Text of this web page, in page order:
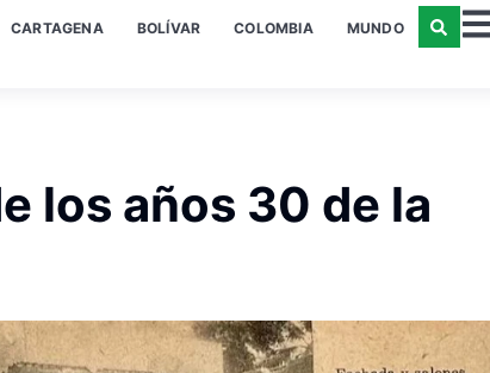
CARTAGENA BOLÍVAR COLOMBIA MUNDO
los años 30 de la